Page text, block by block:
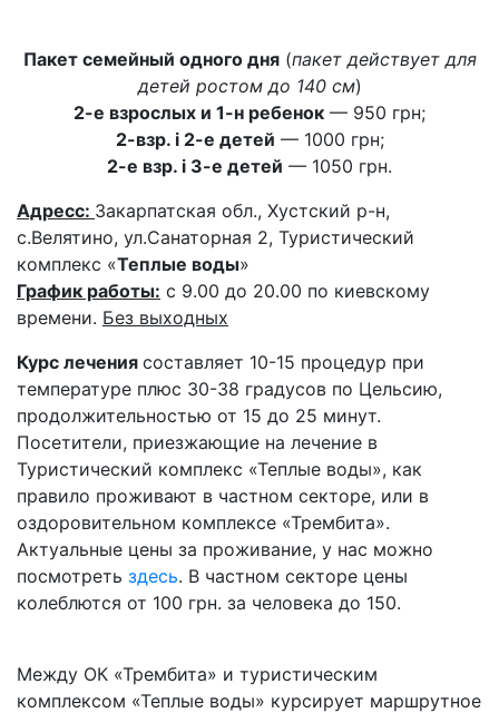
Пакет семейный одного дня(пакет действует для
детей ростом до 140 см)
2-е взрослых и 1-н ребенок — 950 грн;
2-взр. і 2-е детей — 1000 грн;
2-е взр. і 3-е детей — 1050 грн.
Адресc: Закарпатская обл., Хустский р-н,
с.Велятино, ул.Санаторная 2, Туристический
комплекс «Теплые воды»
График работы: c 9.00 до 20.00 по киевскому
времени. Без выходных
Курс лечения составляет 10-15 процедур при
температуре плюс 30-38 градусов по Цельсию,
продолжительностью от 15 до 25 минут.
Посетители, приезжающие на лечение в
Туристический комплекс «Теплые воды», как
правило проживают в частном секторе, или в
оздоровительном комплексе «Трембита».
Актуальные цены за проживание, у нас можно
посмотреть здесь. В частном секторе цены
колеблются от 100 грн. за человека до 150.
Между ОК «Трембита» и туристическим
комплексом «Теплые воды» курсирует маршрутное